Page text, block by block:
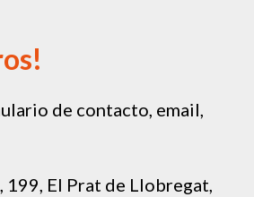
de contacto, email,
El Prat de Llobregat,